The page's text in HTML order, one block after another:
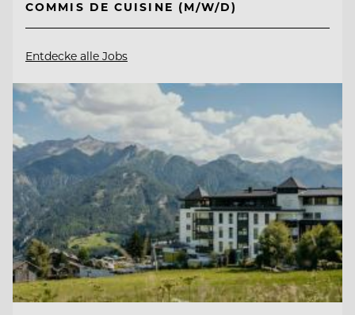
COMMIS DE CUISINE (M/W/D)
Entdecke alle Jobs